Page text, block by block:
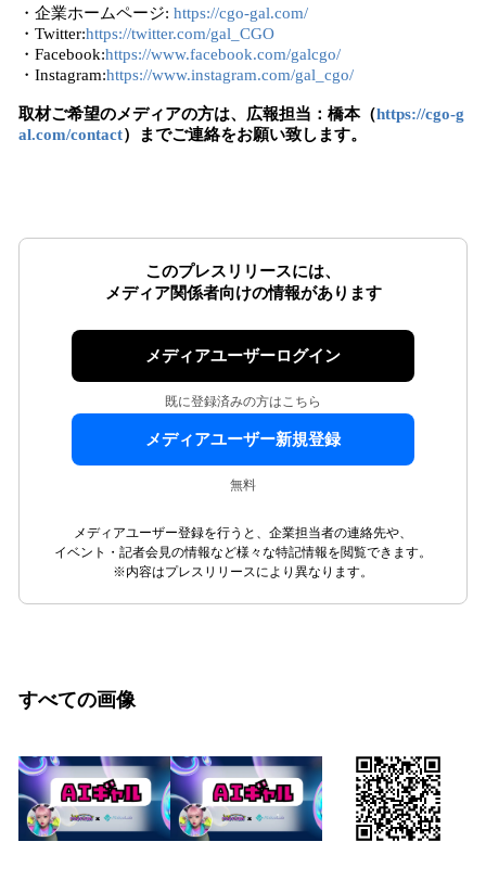
・企業ホームページ: https://cgo-gal.com/
・Twitter:https://twitter.com/gal_CGO
・Facebook:https://www.facebook.com/galcgo/
・Instagram:https://www.instagram.com/gal_cgo/
取材ご希望のメディアの方は、広報担当：橋本（https://cgo-g
al.com/contact）までご連絡をお願い致します。
このプレスリリースには、
メディア関係者向けの情報があります
メディアユーザーログイン
既に登録済みの方はこちら
メディアユーザー新規登録
無料
メディアユーザー登録を行うと、企業担当者の連絡先や、
イベント・記者会見の情報など様々な特記情報を閲覧できます。
※内容はプレスリリースにより異なります。
すべての画像